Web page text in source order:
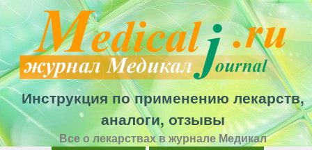
Перейти
к
основному
содержанию
Инструкция по применению лекарств,
аналоги, отзывы
Все о лекарствах в журнале Медикал